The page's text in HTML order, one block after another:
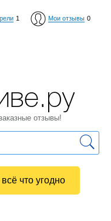
1 Мои отзывы 0
отзывы!
что угодно